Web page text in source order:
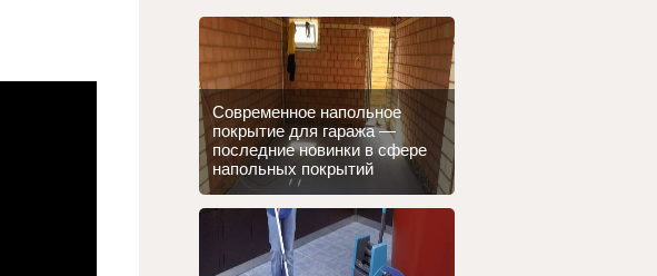
Современное напольное
покрытие для гаража —
последние новинки в сфере
напольных покрытий